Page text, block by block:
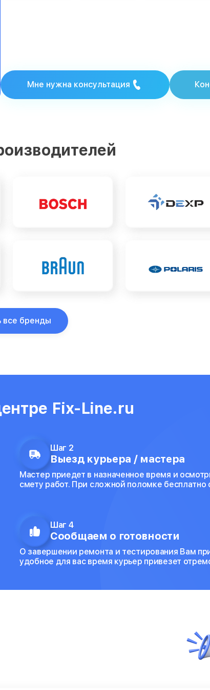
Мне нужна консультация
все бренды
Fix-Line.ru
Шаг 2
Выезд курьера / мастера
Мастер приедет в назначенное время и
смету работ. При сложной поломке бесплатно
Шаг 4
Сообщаем о готовности
О завершении ремонта и тестирования Вам
удобное для вас время курьер привезет